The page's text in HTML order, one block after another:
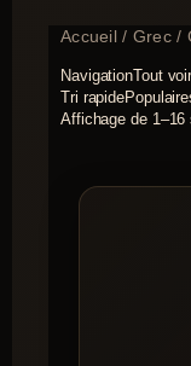
Accueil/ Grec/
NavigationTout voir
Tri rapide
Affichage de 1–16